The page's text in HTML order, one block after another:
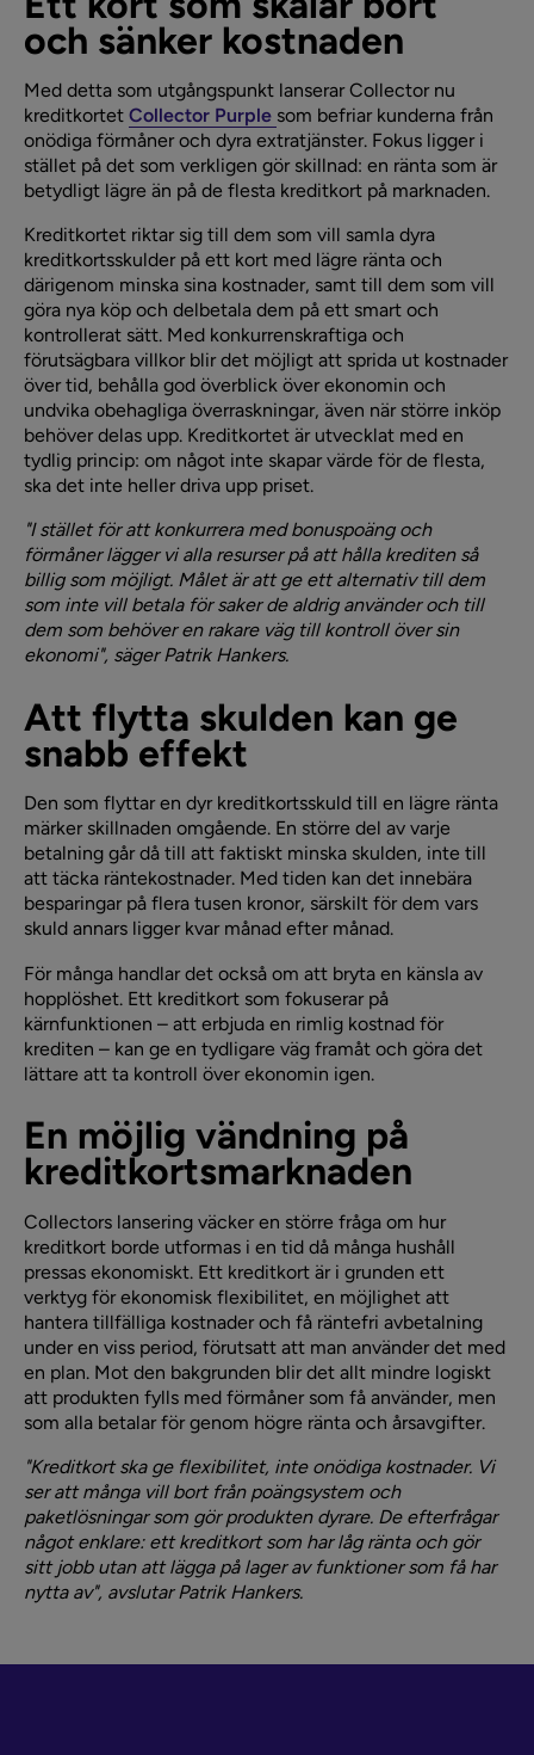
och sänker kostnaden
Med detta som utgångspunkt lanserar Collector nu
kreditkortet Collector Purple som befriar kunderna från
onödiga förmåner och dyra extratjänster. Fokus ligger i
stället på det som verkligen gör skillnad: en ränta som är
betydligt lägre än på de flesta kreditkort på marknaden.
Kreditkortet riktar sig till dem som vill samla dyra
kreditkortsskulder på ett kort med lägre ränta och
därigenom minska sina kostnader, samt till dem som vill
göra nya köp och delbetala dem på ett smart och
kontrollerat sätt. Med konkurrenskraftiga och
förutsägbara villkor blir det möjligt att sprida ut kostnader
över tid, behålla god överblick över ekonomin och
undvika obehagliga överraskningar, även när större inköp
behöver delas upp. Kreditkortet är utvecklat med en
tydlig princip: om något inte skapar värde för de flesta,
ska det inte heller driva upp priset.
"I stället för att konkurrera med bonuspoäng och
förmåner lägger vi alla resurser på att hålla krediten så
billig som möjligt. Målet är att ge ett alternativ till dem
som inte vill betala för saker de aldrig använder och till
dem som behöver en rakare väg till kontroll över sin
ekonomi", säger Patrik Hankers.
Att flytta skulden kan ge
snabb effekt
Den som flyttar en dyr kreditkortsskuld till en lägre ränta
märker skillnaden omgående. En större del av varje
betalning går då till att faktiskt minska skulden, inte till
att täcka räntekostnader. Med tiden kan det innebära
besparingar på flera tusen kronor, särskilt för dem vars
skuld annars ligger kvar månad efter månad.
För många handlar det också om att bryta en känsla av
hopplöshet. Ett kreditkort som fokuserar på
kärnfunktionen – att erbjuda en rimlig kostnad för
krediten – kan ge en tydligare väg framåt och göra det
lättare att ta kontroll över ekonomin igen.
En möjlig vändning på
kreditkortsmarknaden
Collectors lansering väcker en större fråga om hur
kreditkort borde utformas i en tid då många hushåll
pressas ekonomiskt. Ett kreditkort är i grunden ett
verktyg för ekonomisk flexibilitet, en möjlighet att
hantera tillfälliga kostnader och få räntefri avbetalning
under en viss period, förutsatt att man använder det med
en plan. Mot den bakgrunden blir det allt mindre logiskt
att produkten fylls med förmåner som få använder, men
som alla betalar för genom högre ränta och årsavgifter.
"Kreditkort ska ge flexibilitet, inte onödiga kostnader. Vi
ser att många vill bort från poängsystem och
paketlösningar som gör produkten dyrare. De efterfrågar
något enklare: ett kreditkort som har låg ränta och gör
sitt jobb utan att lägga på lager av funktioner som få har
nytta av", avslutar Patrik Hankers.